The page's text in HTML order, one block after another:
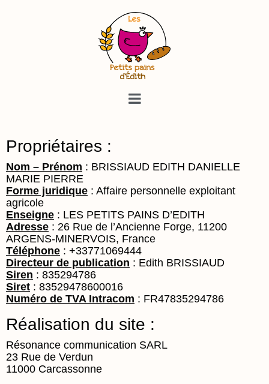
Propriétaires :
Nom – Prénom : BRISSIAUD EDITH DANIELLE
MARIE PIERRE
Forme juridique : Affaire personnelle exploitant
agricole
Enseigne : LES PETITS PAINS D’EDITH
Adresse : 26 Rue de l’Ancienne Forge, 11200
ARGENS-MINERVOIS, France
Téléphone : +33771069444
Directeur de publication : Edith BRISSIAUD
Siren : 835294786
Siret : 83529478600016
Numéro de TVA Intracom : FR47835294786
Réalisation du site :
Résonance communication SARL
23 Rue de Verdun
11000 Carcassonne